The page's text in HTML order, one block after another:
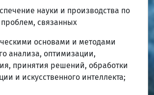
науки и производства по
проблем, связанных
основами и методами
анализа, оптимизации,
принятия решений, обработки
и искусственного интеллекта;